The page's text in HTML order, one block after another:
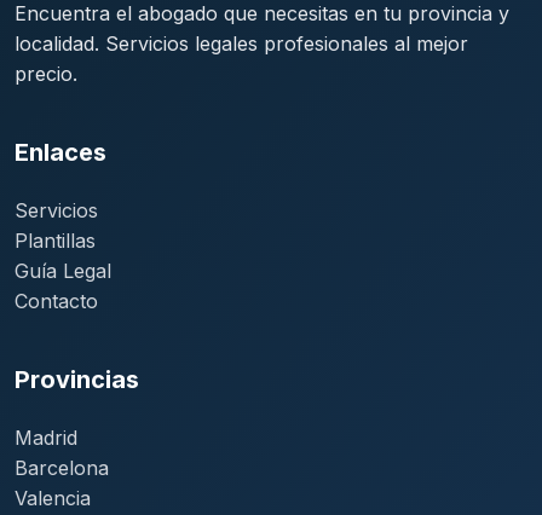
Encuentra el abogado que necesitas en tu provincia y
localidad. Servicios legales profesionales al mejor
precio.
Enlaces
Servicios
Plantillas
Guía Legal
Contacto
Provincias
Madrid
Barcelona
Valencia